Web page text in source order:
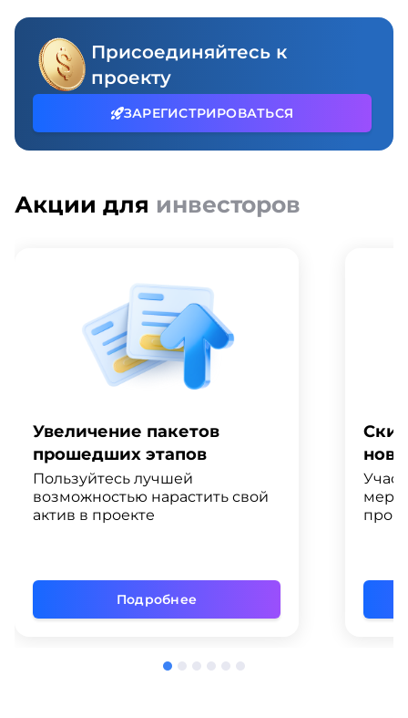
Присоединяйтесь к
проекту
ЗАРЕГИСТРИРОВАТЬСЯ
Акции для инвесторов
Увеличение пакетов
прошедших этапов
Пользуйтесь лучшей
возможностью нарастить свой
актив в проекте
Подробнее